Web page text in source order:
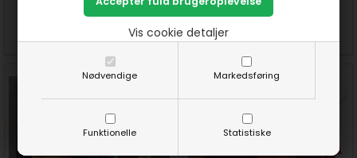
Nødvendige Markedsføring
Funktionelle Statistiske
Vis cookie detaljer
SE MERE SE MERE